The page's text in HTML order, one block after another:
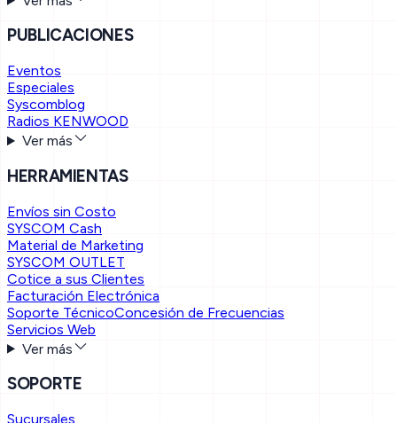
PUBLICACIONES
Eventos
Especiales
Syscomblog
Radios KENWOOD
Ver más
HERRAMIENTAS
Envíos sin Costo
SYSCOM Cash
Material de Marketing
SYSCOM OUTLET
Cotice a sus Clientes
Facturación Electrónica
Soporte TécnicoConcesión de Frecuencias
Servicios Web
Ver más
SOPORTE
Sucursales